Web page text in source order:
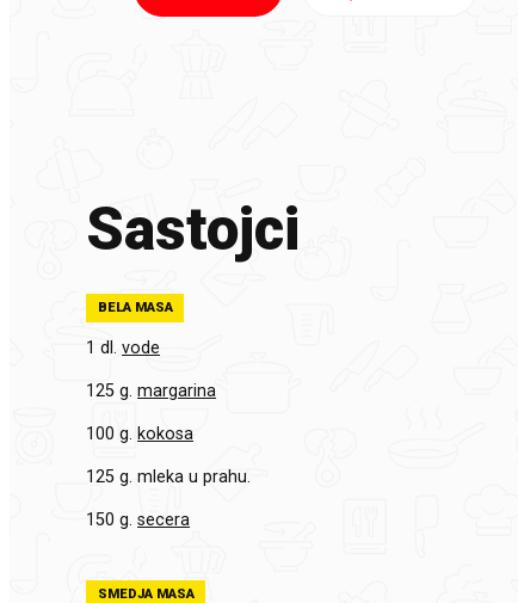
Sastojci
BELA MASA
1 dl. vode
125 g. margarina
100 g. kokosa
125 g. mleka u prahu.
150 g. secera
SMEDJA MASA